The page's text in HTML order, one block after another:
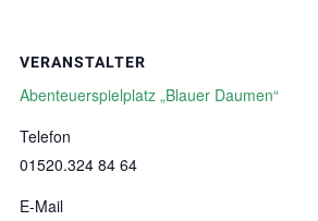
VERANSTALTER
Abenteuerspielplatz „Blauer Daumen“
Telefon
01520.324 84 64
E-Mail